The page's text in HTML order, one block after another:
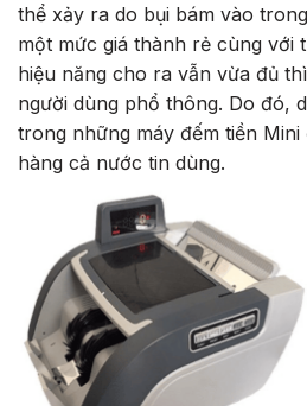
thể xảy ra do bụi bám vào
một mức giá thành rẻ cùng với
hiệu năng cho ra vẫn vừa đủ
người dùng phổ thông. Do đó,
trong những máy đếm tiền
hàng cả nước tin dùng.